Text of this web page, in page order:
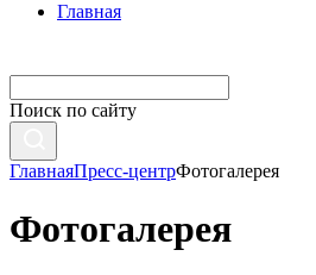
Главная
Поиск по сайту
ГлавнаяПресс-центрФотогалерея
Фотогалерея